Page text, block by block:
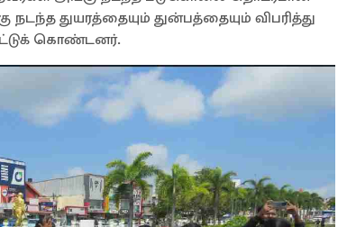
நடந்த துயரத்தையும் துன்பத்தையும் விபரித்து
கொண்டனர்.